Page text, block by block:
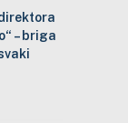
– briga